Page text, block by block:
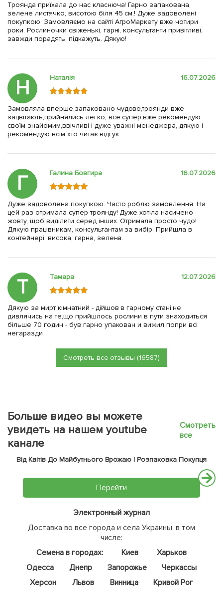
Троянда приїхала до нас класнюча! Гарно запакована,
зелене листячко, висотою біля 45 см.! Дуже задоволені
покупкою. Замовляємо на сайті АгроМаркету вже чотири
роки. Рослиночки свіженькі, гарні, консультанти привітливі,
завжди порадять, підкажуть. Дякую!
Н Наталія 16.07.2026
Замовляла вперше,запаковано чудово,троянди вже
зацвітають,прийнялись легко, все супер,вже рекомендую
своїм знайомим,ввічливі і дуже уважні менеджера, дякую і
рекомендую всім хто читає відгук
Г Галина Бовгира 16.07.2026
Дуже задоволена покупкою. Часто роблю замовлення. На
цей раз отримала супер троянду! Дуже хотіла насичено
жовту, щоб виділити серед інших. Отримала просто чудо!
Дякую працівникам, консультантам за вибір. Прийшла в
контейнері, висока, гарна, зелена.
Т Тамара 12.07.2026
Дякую за мирт кімнатний - дійшов в гарному стані,не
дивлячись на те,що прийшлось рослини в пути знаходиться
більше 70 годин - був гарно упакован и вижил попри всі
негаразди
Смотреть все отзывы (16587)
Больше видео вы можете
увидеть на нашем youtube
канале
Смотреть
все
Від Квітів До Майбутнього Врожаю | Розпаковка Покупця
Перейти
Электронный журнал
Доставка во все города и села Украины, в том
числе:
Семена в городах:
Киев
Харьков
Одесса
Днепр Запорожье
Черкассы
Херсон
Львов Винница
Кривой Рог